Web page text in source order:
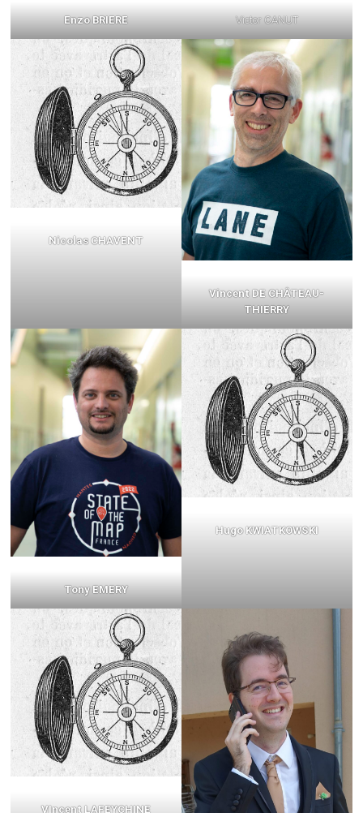
Enzo BRIERE Victor CANUT
Nicolas CHAVENT
Vincent DE CHÂTEAU-
THIERRY
Tony EMERY
Hugo KWIATKOWSKI
VIncent LAFEYCHINE